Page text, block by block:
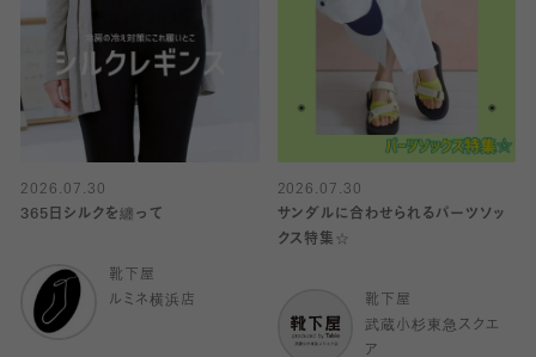
2026.07.30
365日シルクを纏って
靴下屋
ルミネ横浜店
2026.07.30
サンダルに合わせられるパーツソッ
クス特集☆
靴下屋
武蔵小杉東急スクエ
ア